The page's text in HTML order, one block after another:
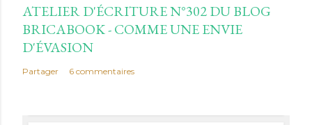
ATELIER D'ÉCRITURE N°302 DU BLOG
BRICABOOK - COMME UNE ENVIE
D'ÉVASION
Partager 6 commentaires